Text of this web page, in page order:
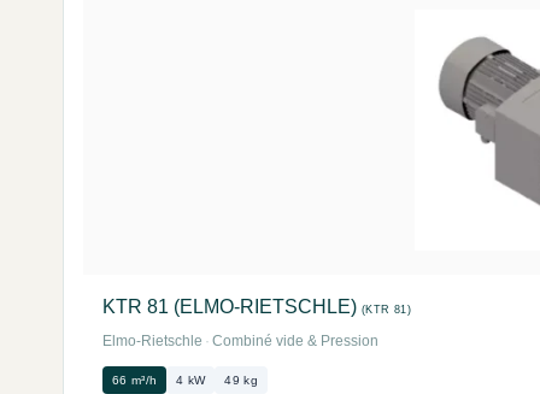
KTR 81 (ELMO-RIETSCHLE) (KTR 81)
Elmo-Rietschle · Combiné vide & Pression
66 m³/h 4 kW 49 kg